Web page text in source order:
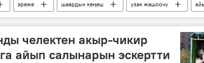
эреже шаардык кеңеш узак жашоочу
челектен акыр-чикир
айып салынарын эскертти